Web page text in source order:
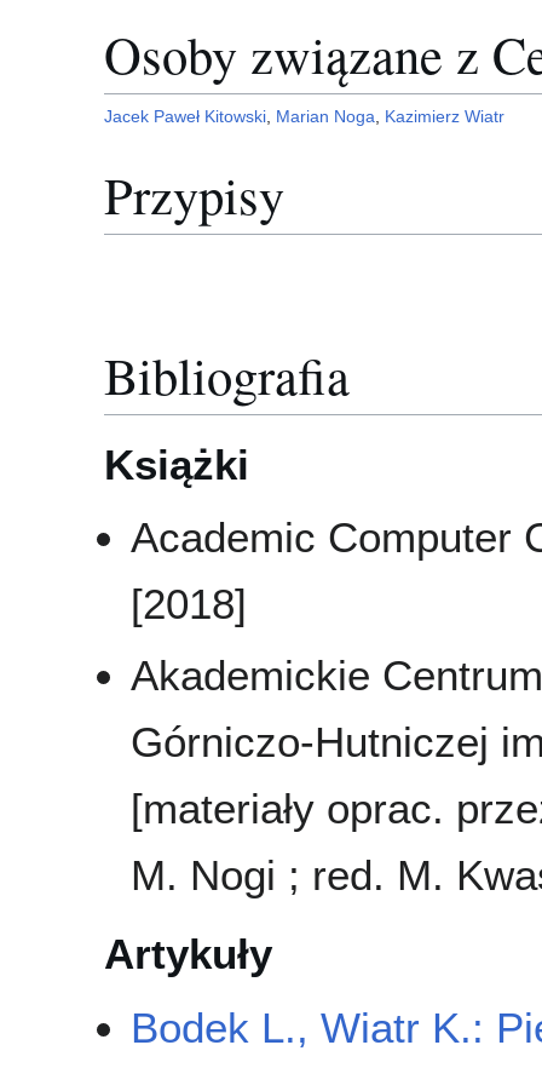
Osoby związane z
Jacek Paweł Kitowski Marian Noga Kazimierz Wiatr
Przypisy
Bibliografia
Książki
Academic Computer
[2018]
Akademickie
Górniczo-Hutniczej
[materiały oprac.
M. Nogi ; red. M.
Artykuły
Bodek L., Wiatr K.: